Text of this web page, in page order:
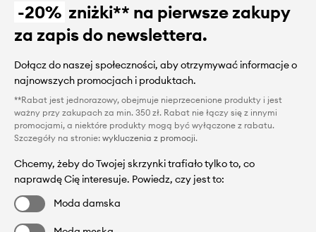
-20% zniżki** na pierwsze zakupy
za zapis do newslettera.
Dołącz do naszej społeczności, aby otrzymywać informacje o
najnowszych promocjach i produktach.
**Rabat jest jednorazowy, obejmuje nieprzecenione produkty i jest
ważny przy zakupach za min. 350 zł. Rabat nie łączy się z innymi
promocjami, a niektóre produkty mogą być wyłączone z rabatu.
Szczegóły na stronie: wykluczenia z promocji.
Chcemy, żeby do Twojej skrzynki trafiało tylko to, co
naprawdę Cię interesuje. Powiedz, czy jest to:
Moda damska